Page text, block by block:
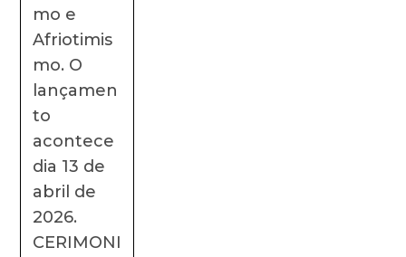
mo e
Afriotimis
mo. O
lançamen
to
acontece
dia 13 de
abril de
2026.
CERIMONI